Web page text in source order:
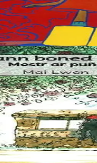
ar puñs
spontet gant ma
e tamwelan
dre wask an...